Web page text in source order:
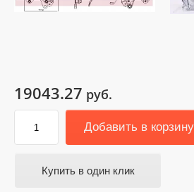
19043.27 руб.
Добавить в корзину
Купить в один клик